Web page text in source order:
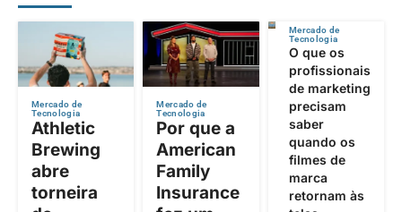
Mercado de
Tecnologia
Athletic
Brewing
abre
torneira
Mercado de
Tecnologia
Por que a
American
Family
Insurance
Mercado de
Tecnologia
O que os
profissionais
de marketing
precisam
saber
quando os
filmes de
marca
retornam às